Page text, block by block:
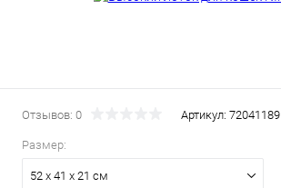
Отзывов: 0 Артикул: 72041189
Размер:
52 х 41 х 21 см